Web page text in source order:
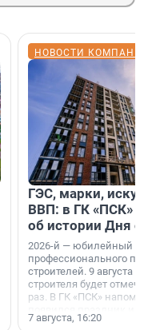
НОВОСТИ
ГЭС, марки,
ВВП: в ГК «ПСК»
об истории Дня
2026-й — юбилейный
профессионального
строителей. 9 августа
строителя будет
раз. В ГК «ПСК»
поменялась роль
7 августа, 16:20